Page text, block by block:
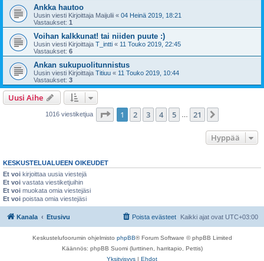
Ankka hautoo
Uusin viesti Kirjoittaja Maijulii « 04 Heinä 2019, 18:21
Vastaukset: 1
Voihan kalkkunat! tai niiden puute :)
Uusin viesti Kirjoittaja T_intti « 11 Touko 2019, 22:45
Vastaukset: 6
Ankan sukupuolitunnistus
Uusin viesti Kirjoittaja Titiuu « 11 Touko 2019, 10:44
Vastaukset: 3
Uusi Aihe
1016 viestiketjua Sivu /21
1 2 3 4 5 21
Hyppää
KESKUSTELUALUEEN OIKEUDET
Et voi kirjoittaa uusia viestejä
Et voi vastata viestiketjuihin
Et voi muokata omia viestejäsi
Et voi poistaa omia viestejäsi
Kanala Etusivu Kaikki ajat ovat UTC+03:00
Poista evästeet
Keskustelufoorumin ohjelmisto phpBB® Forum Software © phpBB Limited
Käännös: phpBB Suomi (lurttinen, harritapio, Pettis)
Yksityisyys | Ehdot